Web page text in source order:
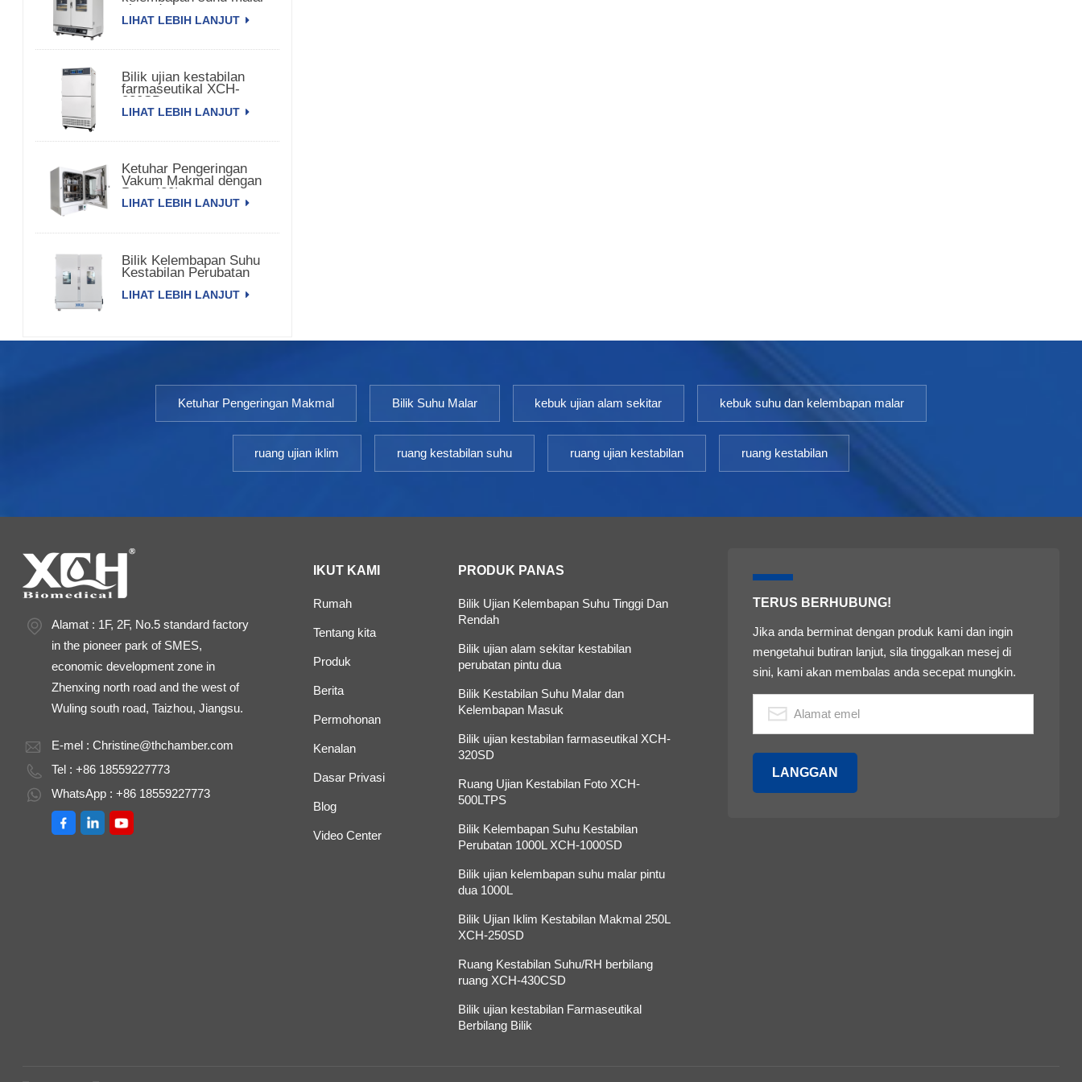
pintu dua
LIHAT LEBIH LANJUT
Bilik ujian kestabilan
farmaseutikal XCH-
320SD
LIHAT LEBIH LANJUT
Ketuhar Pengeringan
Vakum Makmal dengan
Pam 420L
LIHAT LEBIH LANJUT
Bilik Kelembapan Suhu
Kestabilan Perubatan
LIHAT LEBIH LANJUT
Ketuhar Pengeringan Makmal Bilik Suhu Malar kebuk ujian alam sekitar kebuk suhu dan kelembapan malar
ruang ujian iklim ruang kestabilan suhu ruang ujian kestabilan ruang kestabilan
Alamat : 1F, 2F, No.5 standard factory
in the pioneer park of SMES,
economic development zone in
Zhenxing north road and the west of
Wuling south road, Taizhou, Jiangsu.
E-mel :Christine@thchamber.com
Tel : +86 18559227773
WhatsApp : +86 18559227773
IKUT KAMI
Rumah
Tentang kita
Produk
Berita
Permohonan
Kenalan
Dasar Privasi
Blog
Video Center
PRODUK PANAS
Bilik Ujian Kelembapan Suhu Tinggi Dan
Rendah
Bilik ujian alam sekitar kestabilan
perubatan pintu dua
Bilik Kestabilan Suhu Malar dan
Kelembapan Masuk
Bilik ujian kestabilan farmaseutikal XCH-
320SD
Ruang Ujian Kestabilan Foto XCH-
500LTPS
Bilik Kelembapan Suhu Kestabilan
Perubatan 1000L XCH-1000SD
Bilik ujian kelembapan suhu malar pintu
dua 1000L
Bilik Ujian Iklim Kestabilan Makmal 250L
XCH-250SD
Ruang Kestabilan Suhu/RH berbilang
ruang XCH-430CSD
Bilik ujian kestabilan Farmaseutikal
Berbilang Bilik
TERUS BERHUBUNG!
Jika anda berminat dengan produk kami dan ingin
mengetahui butiran lanjut, sila tinggalkan mesej di
sini, kami akan membalas anda secepat mungkin.